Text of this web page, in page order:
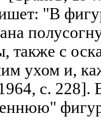
"В
также с
ухом и,
с. 228].